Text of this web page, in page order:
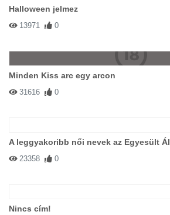
Halloween jelmez
13971 0
Minden Kiss arc egy arcon
31616 0
A leggyakoribb női nevek az Egyesült
23358 0
Nincs cím!